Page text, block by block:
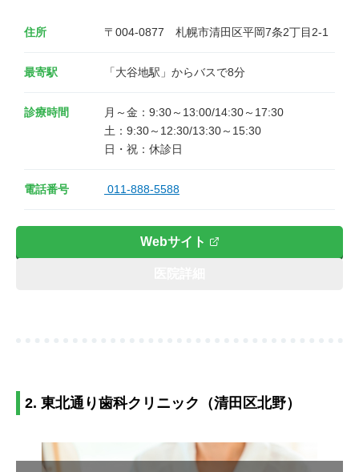
住所 〒004-0877　札幌市清田区平岡7条2丁目2-1
最寄駅 「大谷地駅」からバスで8分
診療時間
月～金：9:30～13:00/14:30～17:30
土：9:30～12:30/13:30～15:30
電話番号 011-888-5588
Webサイト
2. 東北通り歯科クリニック（清田区北野）